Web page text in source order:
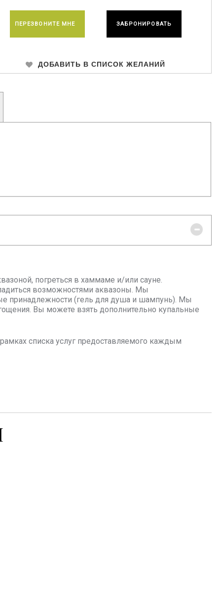
ПЕРЕЗВОНИТЕ МНЕ ЗАБРОНИРОВАТЬ
ДОБАВИТЬ В СПИСОК ЖЕЛАНИЙ
погреться в хаммаме и/или сауне.
возможностями аквазоны. Мы
принадлежности (гель для душа и шампунь). Мы
Вы можете взять дополнительно купальные
списка услуг предоставляемого каждым